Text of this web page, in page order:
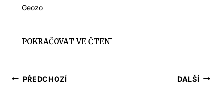
Navigace
PŘEDCHOZÍ DALŠÍ